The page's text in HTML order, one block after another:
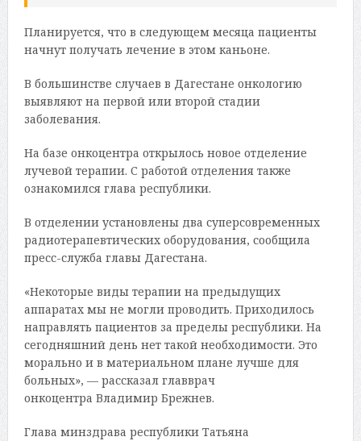
Планируется, что в следующем месяца пациенты
начнут получать лечение в этом каньоне.
В большинстве случаев в Дагестане онкологию
выявляют на первой или второй стадии
заболевания.
На базе онкоцентра открылось новое отделение
лучевой терапии. С работой отделения также
ознакомился глава республики.
В отделении установлены два суперсовременных
радиотерапевтических оборудования, сообщила
пресс-служба главы Дагестана.
«Некоторые виды терапии на предыдущих
аппаратах мы не могли проводить. Приходилось
направлять пациентов за пределы республики. На
сегодняшний день нет такой необходимости. Это
морально и в материальном плане лучше для
больных», — рассказал главврач
онкоцентра Владимир Брежнев.
Глава минздрава республики Татьяна